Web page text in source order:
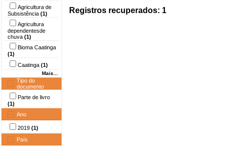
Agricultura de
Subsistência (1)
Agricultura
dependentesde
chuva (1)
Bioma Caatinga
(1)
Caatinga (1)
Mais...
Tipo do
documento
Parte de livro
(1)
Ano
2019 (1)
País
Registros recuperados: 1